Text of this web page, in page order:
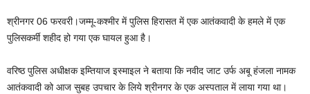
श्रीनगर 06 फरवरी।जम्मू-कश्मीर में पुलिस हिरासत में एक आतंकवादी के हमले में एक
पुलिसकर्मी शहीद हो गया एक घायल हुआ है।
वरिष्‍ठ पुलिस अधीक्षक इम्तियाज इस्‍माइल ने बताया कि नवीद जाट उर्फ अबू हंजला नामक
आतंकवादी को आज सुबह उपचार के लिये श्रीनगर के एक अस्पताल में लाया गया था।